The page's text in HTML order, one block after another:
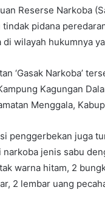
Reserse Narkoba
pidana
wilayah hukumnya
‘Gasak Narkoba’
Kagungan
Menggala,
penggerbekan juga
jenis sabu
warna hitam, 2
2 lembar uang